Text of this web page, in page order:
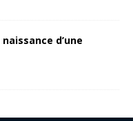
d’une